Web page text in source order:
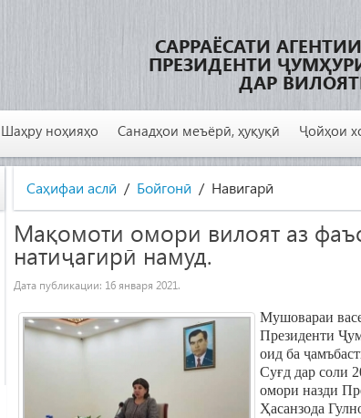
САРРАЁСАТИ
ПРЕЗИДЕНТИ
ДАР
Шаҳру ноҳияҳо Санадҳои меъёрӣ, ҳуқуқӣ Ҷойҳои
Саҳифаи аслӣ Бойгонӣ Навигарӣ
Мақомоти омори вилоят аз
натиҷагирӣ намуд.
Дата публикации: 16 января 2021.
Мушовараи
Президенти
оид ба
Суғд дар соли
омори назди
Ҳасанзода